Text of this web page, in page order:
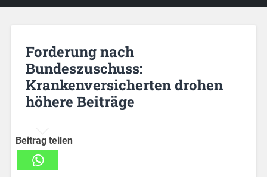
Forderung nach
Bundeszuschuss:
Krankenversicherten drohen
höhere Beiträge
Beitrag teilen